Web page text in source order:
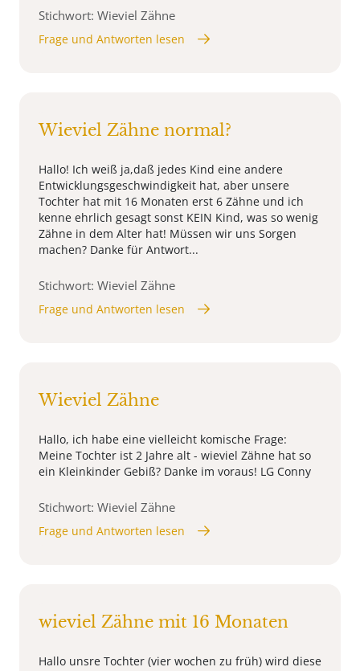
Stichwort: Wieviel Zähne
Frage und Antworten lesen
Wieviel Zähne normal?
Hallo! Ich weiß ja,daß jedes Kind eine andere
Entwicklungsgeschwindigkeit hat, aber unsere
Tochter hat mit 16 Monaten erst 6 Zähne und ich
kenne ehrlich gesagt sonst KEIN Kind, was so wenig
Zähne in dem Alter hat! Müssen wir uns Sorgen
machen? Danke für Antwort...
Stichwort: Wieviel Zähne
Frage und Antworten lesen
Wieviel Zähne
Hallo, ich habe eine vielleicht komische Frage:
Meine Tochter ist 2 Jahre alt - wieviel Zähne hat so
ein Kleinkinder Gebiß? Danke im voraus! LG Conny
Stichwort: Wieviel Zähne
Frage und Antworten lesen
wieviel Zähne mit 16 Monaten
Hallo unsre Tochter (vier wochen zu früh) wird diese